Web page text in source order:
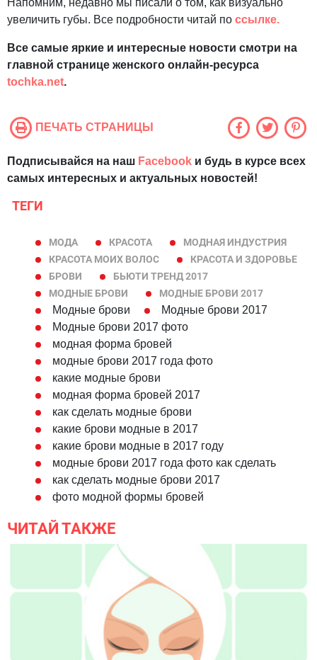
Напомним, недавно мы писали о том, как визуально
увеличить губы. Все подробности читай по ссылке.
Все самые яркие и интересные новости смотри на
главной странице женского онлайн-ресурса
tochka.net.
ПЕЧАТЬ СТРАНИЦЫ
Подписывайся на наш Facebook и будь в курсе всех
самых интересных и актуальных новостей!
ТЕГИ
МОДА КРАСОТА
МОДНАЯ ИНДУСТРИЯ
КРАСОТА МОИХ ВОЛОС
КРАСОТА И ЗДОРОВЬЕ
БРОВИ
БЬЮТИ ТРЕНД 2017
МОДНЫЕ БРОВИ
МОДНЫЕ БРОВИ 2017
Модные брови
Модные брови 2017
Модные брови 2017 фото
модная форма бровей
модные брови 2017 года фото
какие модные брови
модная форма бровей 2017
как сделать модные брови
какие брови модные в 2017
какие брови модные в 2017 году
модные брови 2017 года фото как сделать
как сделать модные брови 2017
фото модной формы бровей
ЧИТАЙ ТАКЖЕ